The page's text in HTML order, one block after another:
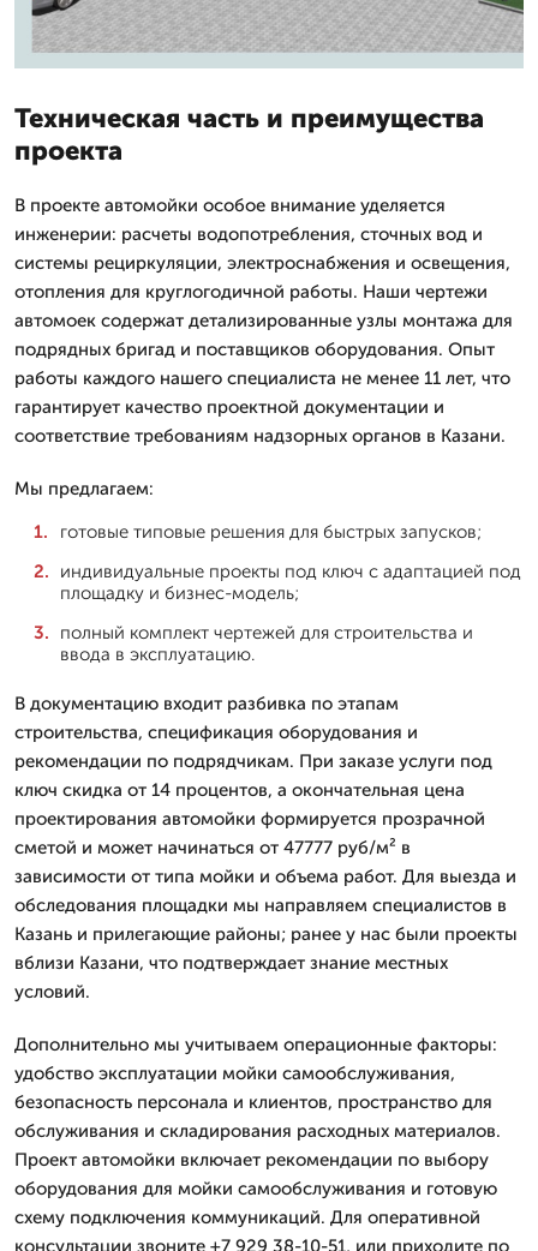
Техническая часть и преимущества
проекта
В проекте автомойки особое внимание уделяется
инженерии: расчеты водопотребления, сточных вод и
системы рециркуляции, электроснабжения и освещения,
отопления для круглогодичной работы. Наши чертежи
автомоек содержат детализированные узлы монтажа для
подрядных бригад и поставщиков оборудования. Опыт
работы каждого нашего специалиста не менее 11 лет, что
гарантирует качество проектной документации и
соответствие требованиям надзорных органов в Казани.
Мы предлагаем:
готовые типовые решения для быстрых запусков;
индивидуальные проекты под ключ с адаптацией под
площадку и бизнес-модель;
полный комплект чертежей для строительства и
ввода в эксплуатацию.
В документацию входит разбивка по этапам
строительства, спецификация оборудования и
рекомендации по подрядчикам. При заказе услуги под
ключ скидка от 14 процентов, а окончательная цена
проектирования автомойки формируется прозрачной
сметой и может начинаться от 47777 руб/м² в
зависимости от типа мойки и объема работ. Для выезда и
обследования площадки мы направляем специалистов в
Казань и прилегающие районы; ранее у нас были проекты
вблизи Казани, что подтверждает знание местных
условий.
Дополнительно мы учитываем операционные факторы:
удобство эксплуатации мойки самообслуживания,
безопасность персонала и клиентов, пространство для
обслуживания и складирования расходных материалов.
Проект автомойки включает рекомендации по выбору
оборудования для мойки самообслуживания и готовую
схему подключения коммуникаций. Для оперативной
консультации звоните +7 929 38-10-51, или приходите по